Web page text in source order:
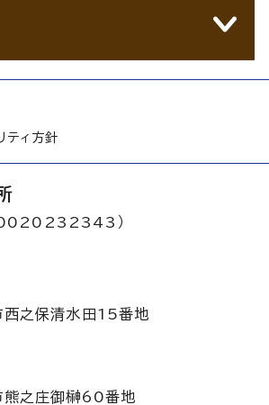
ティ方針
）
西之保清水田15番地
熊之庄御榊60番地